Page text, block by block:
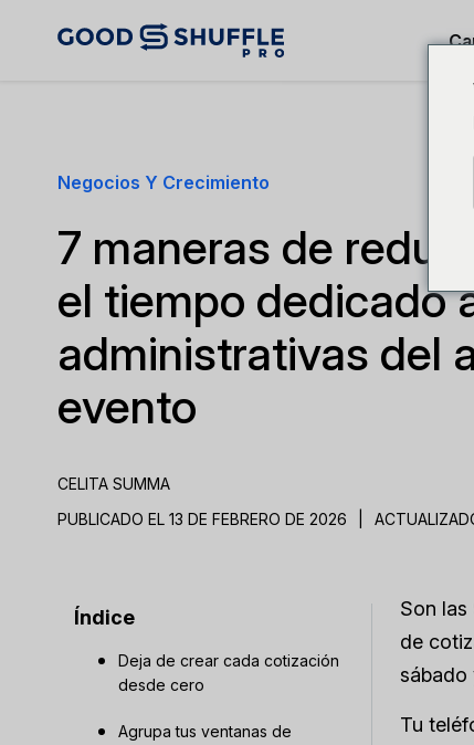
Negocios Y Crecimiento
7 maneras de
el tiempo dedicado
administrativas del
evento
CELITA SUMMA
PUBLICADO EL 13 DE FEBRERO DE 2026
Índice
Deja de crear cada cotización
desde cero
Agrupa tus ventanas de
Son
de
sábado
Tu